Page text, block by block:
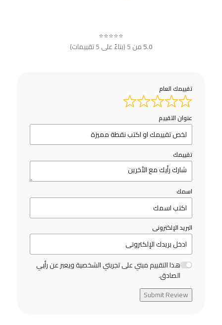
⭐⭐⭐⭐⭐
5.0من 5 (بناءً على 5 تقييمات)
تقييمك العام
عنوان التقييم
تقييمك
اسمك
البريد الإلكترونى
هذا التقييم مبني على تجربتي الشخصية ويعبر عن رأيي
الصادق.
Submit Review